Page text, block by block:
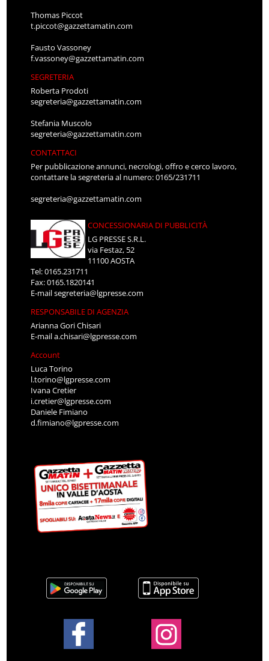
Thomas Piccot
t.piccot@gazzettamatin.com
Fausto Vassoney
f.vassoney@gazzettamatin.com
SEGRETERIA
Roberta Prodoti
segreteria@gazzettamatin.com
Stefania Muscolo
segreteria@gazzettamatin.com
CONTATTACI
Per pubblicazione annunci, necrologi, offro e cerco lavoro,
contattare la segreteria al numero: 0165/231711
segreteria@gazzettamatin.com
CONCESSIONARIA DI PUBBLICITÀ
LG PRESSE S.R.L.
via Festaz, 52
11100 AOSTA
Tel: 0165.231711
Fax: 0165.1820141
E-mailsegreteria@lgpresse.com
RESPONSABILE DI AGENZIA
Arianna Gori Chisari
E-maila.chisari@lgpresse.com
Account
Luca Torino
l.torino@lgpresse.com
Ivana Cretier
i.cretier@lgpresse.com
Daniele Fimiano
d.fimiano@lgpresse.com